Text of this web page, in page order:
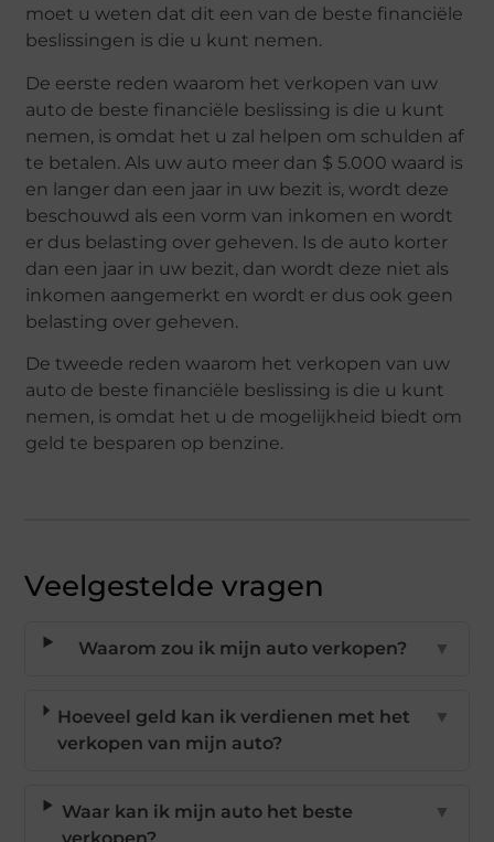
moet u weten dat dit een van de beste financiële
beslissingen is die u kunt nemen.
De eerste reden waarom het verkopen van uw
auto de beste financiële beslissing is die u kunt
nemen, is omdat het u zal helpen om schulden af
te betalen. Als uw auto meer dan $ 5.000 waard is
en langer dan een jaar in uw bezit is, wordt deze
beschouwd als een vorm van inkomen en wordt
er dus belasting over geheven. Is de auto korter
dan een jaar in uw bezit, dan wordt deze niet als
inkomen aangemerkt en wordt er dus ook geen
belasting over geheven.
De tweede reden waarom het verkopen van uw
auto de beste financiële beslissing is die u kunt
nemen, is omdat het u de mogelijkheid biedt om
geld te besparen op benzine.
Veelgestelde vragen
Waarom zou ik mijn auto verkopen? ▼
Hoeveel geld kan ik verdienen met het
verkopen van mijn auto?
▼
Waar kan ik mijn auto het beste
▼